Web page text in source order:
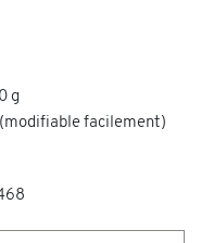
g
facilement)